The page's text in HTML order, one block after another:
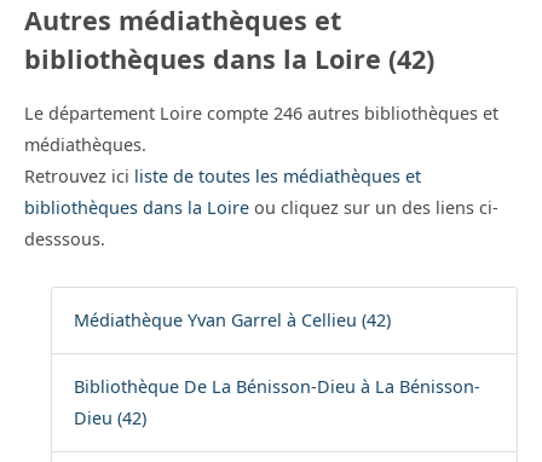
Autres médiathèques et
bibliothèques dans la Loire (42)
Le département Loire compte 246 autres bibliothèques et
médiathèques.
Retrouvez ici liste de toutes les médiathèques et
bibliothèques dans la Loire ou cliquez sur un des liens ci-
desssous.
Médiathèque Yvan Garrel à Cellieu (42)
Bibliothèque De La Bénisson-Dieu à La Bénisson-
Dieu (42)